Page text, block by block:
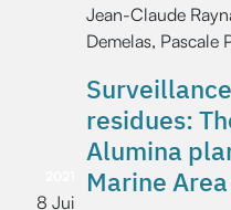
Jean-Claude
Demelas, Pascale
8 Jui
residues:
Alumina
Marine